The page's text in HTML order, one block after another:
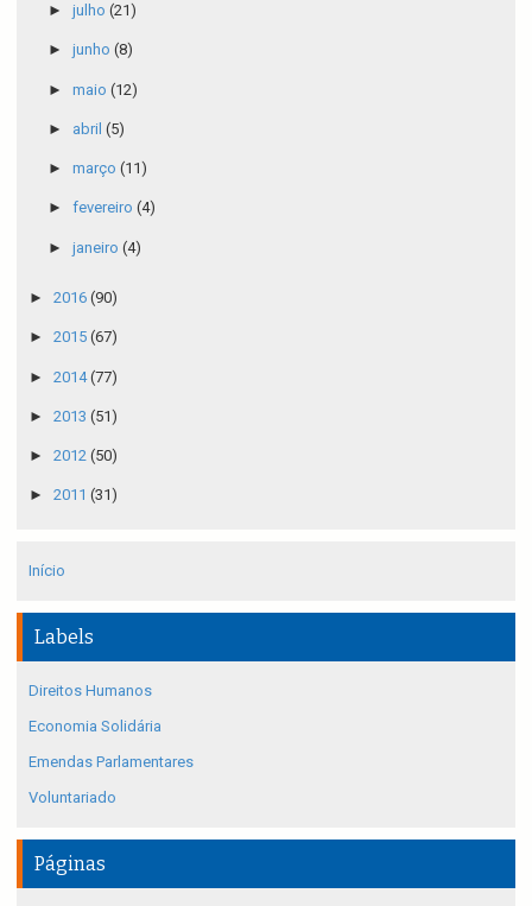
► julho (21)
► junho (8)
► maio (12)
► abril (5)
► março (11)
► fevereiro (4)
► janeiro (4)
► 2016 (90)
► 2015 (67)
► 2014(77)
► 2013 (51)
► 2012 (50)
► 2011 (31)
Início
Labels
Direitos Humanos
Economia Solidária
Emendas Parlamentares
Voluntariado
Páginas